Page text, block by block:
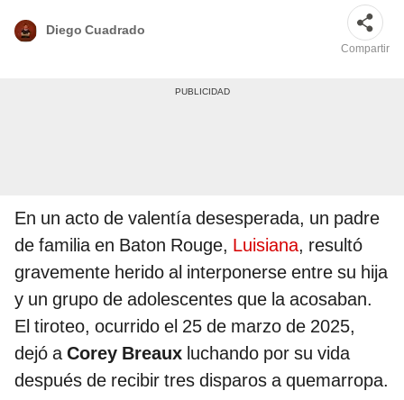
Diego Cuadrado
Compartir
En un acto de valentía desesperada, un padre
de familia en Baton Rouge, Luisiana, resultó
gravemente herido al interponerse entre su hija
y un grupo de adolescentes que la acosaban.
El tiroteo, ocurrido el 25 de marzo de 2025,
dejó aCorey Breaux luchando por su vida
después de recibir tres disparos a quemarropa.